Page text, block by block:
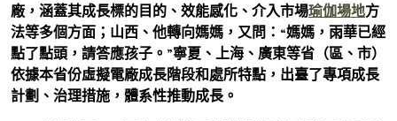
廠，涵蓋其成長標的目的、效能感化、介入市場瑜伽場地方
法等多個方面；山西、他轉向媽媽，又問：“媽媽，雨華已經
點了點頭，請答應孩子。”寧夏、上海、廣東等省（區、市）
依據本省份虛擬電廠成長階段和處所特點，出臺了專項成長
計劃、治理措施，體系性推動成長。